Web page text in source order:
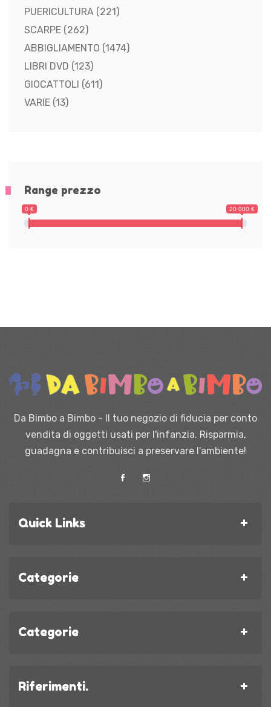
PUERICULTURA (221)
SCARPE (262)
ABBIGLIAMENTO (1474)
LIBRI DVD (123)
GIOCATTOLI (611)
VARIE (13)
Range prezzo
0 € 20 000 €
Da Bimbo a Bimbo - Il tuo negozio di fiducia per conto
vendita di oggetti usati per l'infanzia. Risparmia,
guadagna e contribuisci a preservare l'ambiente!
Quick Links
Categorie
Categorie
Riferimenti.